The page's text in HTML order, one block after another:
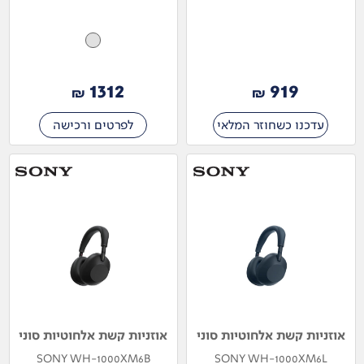
919
₪
עדכנו כשחוזר המלאי
1312
₪
לפרטים ורכישה
אוזניות קשת אלחוטיות סוני
SONY WH-1000XM6L
אוזניות קשת אלחוטיות סוני
SONY WH-1000XM6B